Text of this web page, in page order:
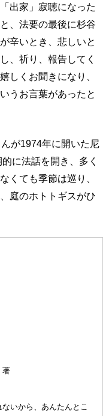
出家」寂聴になった
、法要の最後に杉谷
辛いとき、悲しいと
、祈り、報告してく
しくお聞きになり、
うお言葉があったと
が1974年に開いた尼
に法話を開き、多く
くても季節は巡り、
庭のホトトギスがひ
著
いから、あんたんとこ